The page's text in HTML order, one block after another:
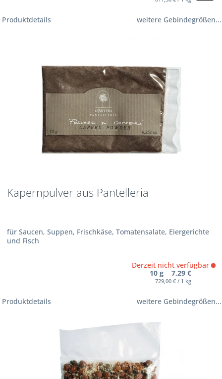
Produktdetails weitere Gebindegrößen...
Kapernpulver aus Pantelleria
für Saucen, Suppen, Frischkäse, Tomatensalate, Eiergerichte
und Fisch
Derzeit nicht verfügbar
10 g 7,29 €
729,00 € / 1 kg
Produktdetails weitere Gebindegrößen...